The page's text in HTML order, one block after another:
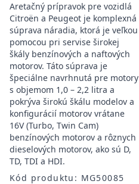
Aretačný prípravok pre vozidlá
Citroën a Peugeot je komplexná
súprava náradia, ktorá je veľkou
pomocou pri servise širokej
škály benzínových a naftových
motorov. Táto súprava je
špeciálne navrhnutá pre motory
s objemom 1,0 – 2,2 litra a
pokrýva širokú škálu modelov a
konfigurácií motorov vrátane
16V (Turbo, Twin Cam)
benzínových motorov a rôznych
dieselových motorov, ako sú D,
TD, TDI a HDI.
Kód produktu: MG50085